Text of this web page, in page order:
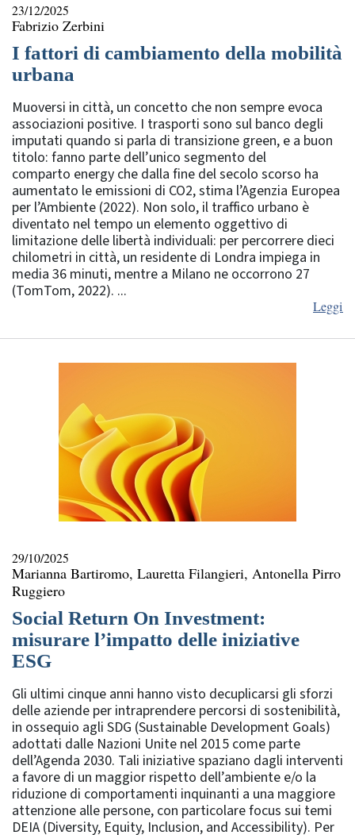
23/12/2025
Fabrizio Zerbini
I fattori di cambiamento della mobilità
urbana
Muoversi in città, un concetto che non sempre evoca
associazioni positive. I trasporti sono sul banco degli
imputati quando si parla di transizione green, e a buon
titolo: fanno parte dell’unico segmento del
comparto energy che dalla fine del secolo scorso ha
aumentato le emissioni di CO2, stima l’Agenzia Europea
per l’Ambiente (2022). Non solo, il traffico urbano è
diventato nel tempo un elemento oggettivo di
limitazione delle libertà individuali: per percorrere dieci
chilometri in città, un residente di Londra impiega in
media 36 minuti, mentre a Milano ne occorrono 27
(TomTom, 2022). ...
Leggi
29/10/2025
Marianna Bartiromo, Lauretta Filangieri, Antonella Pirro
Ruggiero
Social Return On Investment:
misurare l’impatto delle iniziative
ESG
Gli ultimi cinque anni hanno visto decuplicarsi gli sforzi
delle aziende per intraprendere percorsi di sostenibilità,
in ossequio agli SDG (Sustainable Development Goals)
adottati dalle Nazioni Unite nel 2015 come parte
dell’Agenda 2030. Tali iniziative spaziano dagli interventi
a favore di un maggior rispetto dell’ambiente e/o la
riduzione di comportamenti inquinanti a una maggiore
attenzione alle persone, con particolare focus sui temi
DEIA (Diversity, Equity, Inclusion, and Accessibility). Per